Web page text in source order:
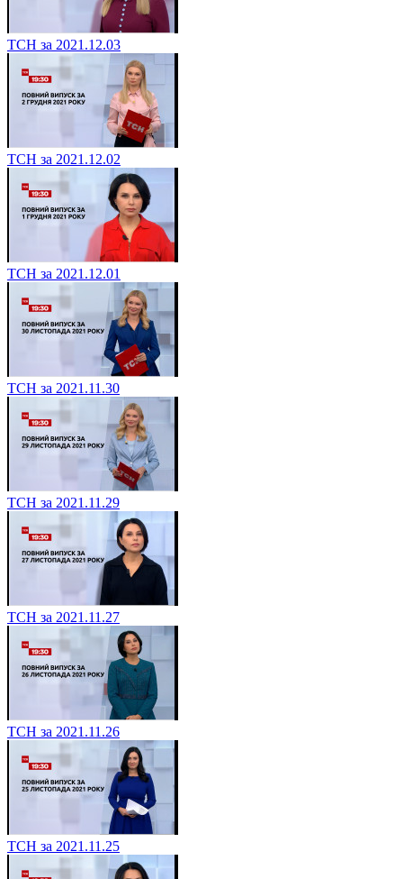
ТСН за 2021.12.03
ТСН за 2021.12.02
ТСН за 2021.12.01
ТСН за 2021.11.30
ТСН за 2021.11.29
ТСН за 2021.11.27
ТСН за 2021.11.26
ТСН за 2021.11.25